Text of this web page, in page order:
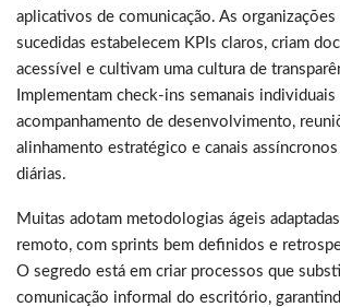
aplicativos de comunicação. As organizações
sucedidas estabelecem KPIs claros, criam
acessível e cultivam uma cultura de
Implementam check-ins semanais individuais
acompanhamento de desenvolvimento,
alinhamento estratégico e canais assíncronos
diárias.
Muitas adotam metodologias ágeis
remoto, com sprints bem definidos e
O segredo está em criar processos que
comunicação informal do escritório,